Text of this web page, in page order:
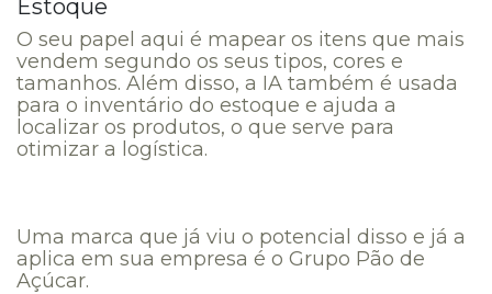
Estoque
O seu papel aqui é mapear os itens que mais
vendem segundo os seus tipos, cores e
tamanhos. Além disso, a IA também é usada
para o inventário do estoque e ajuda a
localizar os produtos, o que serve para
otimizar a logística.
Uma marca que já viu o potencial disso e já a
aplica em sua empresa é o Grupo Pão de
Açúcar.